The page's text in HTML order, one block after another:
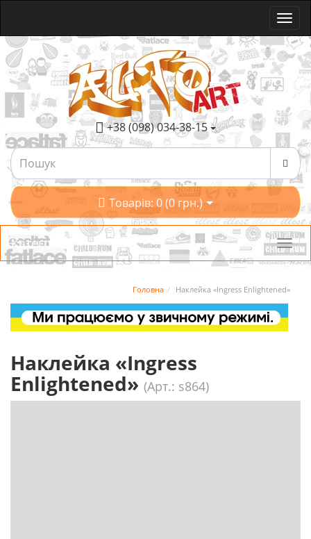
+38 (098) 034-38-15
Товарів: 0 (0 грн.)
Категорії
Головна Наклейка «Ingress Enlightened»
Наклейка «Ingress
Enlightened» (Арт.: s864)